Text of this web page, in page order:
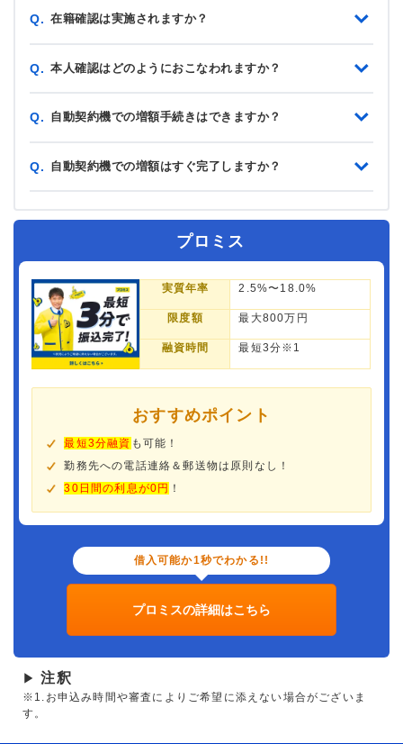
Q. 在籍確認は実施されますか？
Q. 本人確認はどのようにおこなわれますか？
Q. 自動契約機での増額手続きはできますか？
Q. 自動契約機での増額はすぐ完了しますか？
プロミス
実質年率 2.5%〜18.0%
限度額 最大800万円
融資時間 最短3分※1
おすすめポイント
最短3分融資 も可能！
勤務先への電話連絡＆郵送物は原則なし！
30日間の利息が0円 ！
借入可能か1秒でわかる!!
プロミスの詳細はこちら
▶ 注釈
※1.お申込み時間や審査によりご希望に添えない場合がございま
す。